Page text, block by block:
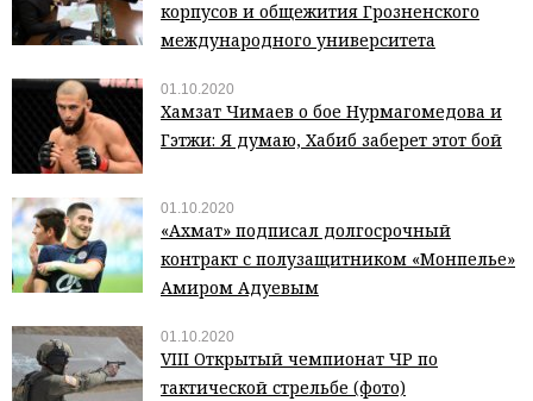
корпусов и общежития Грозненского
международного университета
01.10.2020
Хамзат Чимаев о бое Нурмагомедова и
Гэтжи: Я думаю, Хабиб заберет этот бой
01.10.2020
«Ахмат» подписал долгосрочный
контракт с полузащитником «Монпелье»
Амиром Адуевым
01.10.2020
VIII Открытый чемпионат ЧР по
тактической стрельбе (фото)